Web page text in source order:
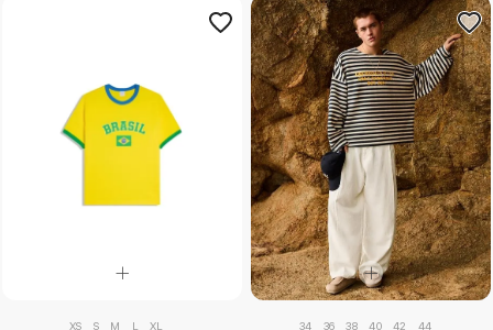
XS S M L XL 34 36 38 40 42 44